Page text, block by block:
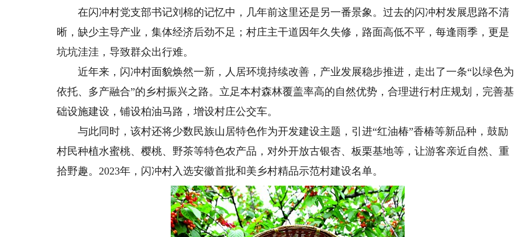
在闪冲村党支部书记刘棉的记忆中，几年前这里还是另一番景象。过去的闪冲村发展思路不清
晰，缺少主导产业，集体经济后劲不足；村庄主干道因年久失修，路面高低不平，每逢雨季，更是
坑坑洼洼，导致群众出行难。
近年来，闪冲村面貌焕然一新，人居环境持续改善，产业发展稳步推进，走出了一条“以绿色为
依托、多产融合”的乡村振兴之路。立足本村森林覆盖率高的自然优势，合理进行村庄规划，完善基
础设施建设，铺设柏油马路，增设村庄公交车。
与此同时，该村还将少数民族山居特色作为开发建设主题，引进“红油椿”香椿等新品种，鼓励
村民种植水蜜桃、樱桃、野茶等特色农产品，对外开放古银杏、板栗基地等，让游客亲近自然、重
拾野趣。2023年，闪冲村入选安徽首批和美乡村精品示范村建设名单。